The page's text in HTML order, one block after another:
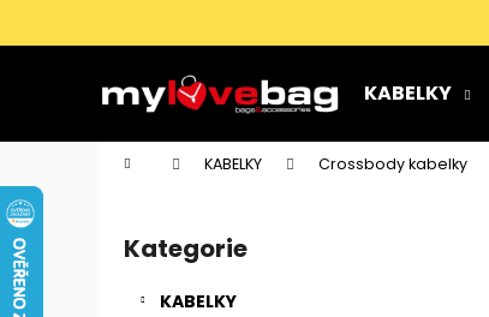
KABELKY
Domů KABELKY Crossbody kabelky
Přeskočit
kategorie
Kategorie
KABELKY
o
k